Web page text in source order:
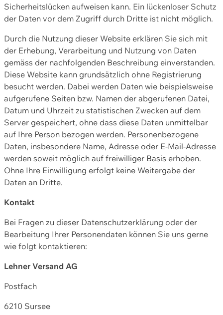
Sicherheitslücken aufweisen kann. Ein lückenloser Schutz
der Daten vor dem Zugriff durch Dritte ist nicht möglich.
Durch die Nutzung dieser Website erklären Sie sich mit
der Erhebung, Verarbeitung und Nutzung von Daten
gemäss der nachfolgenden Beschreibung einverstanden.
Diese Website kann grundsätzlich ohne Registrierung
besucht werden. Dabei werden Daten wie beispielsweise
aufgerufene Seiten bzw. Namen der abgerufenen Datei,
Datum und Uhrzeit zu statistischen Zwecken auf dem
Server gespeichert, ohne dass diese Daten unmittelbar
auf Ihre Person bezogen werden. Personenbezogene
Daten, insbesondere Name, Adresse oder E-Mail-Adresse
werden soweit möglich auf freiwilliger Basis erhoben.
Ohne Ihre Einwilligung erfolgt keine Weitergabe der
Daten an Dritte.
Kontakt
Bei Fragen zu dieser Datenschutzerklärung oder der
Bearbeitung Ihrer Personendaten können Sie uns gerne
wie folgt kontaktieren:
Lehner Versand AG
Postfach
6210 Sursee